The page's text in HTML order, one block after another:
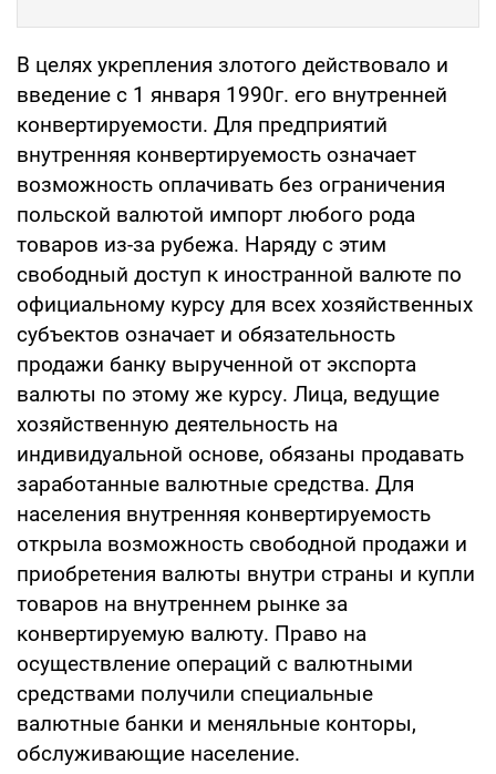
В целях укрепления злотого действовало и
введение с 1 января 1990г. его внутренней
конвертируемости. Для предприятий
внутренняя конвертируемость означает
возможность оплачивать без ограничения
польской валютой импорт любого рода
товаров из-за рубежа. Наряду с этим
свободный доступ к иностранной валюте по
официальному курсу для всех хозяйственных
субъектов означает и обязательность
продажи банку вырученной от экспорта
валюты по этому же курсу. Лица, ведущие
хозяйственную деятельность на
индивидуальной основе, обязаны продавать
заработанные валютные средства. Для
населения внутренняя конвертируемость
открыла возможность свободной продажи и
приобретения валюты внутри страны и купли
товаров на внутреннем рынке за
конвертируемую валюту. Право на
осуществление операций с валютными
средствами получили специальные
валютные банки и меняльные конторы,
обслуживающие население.